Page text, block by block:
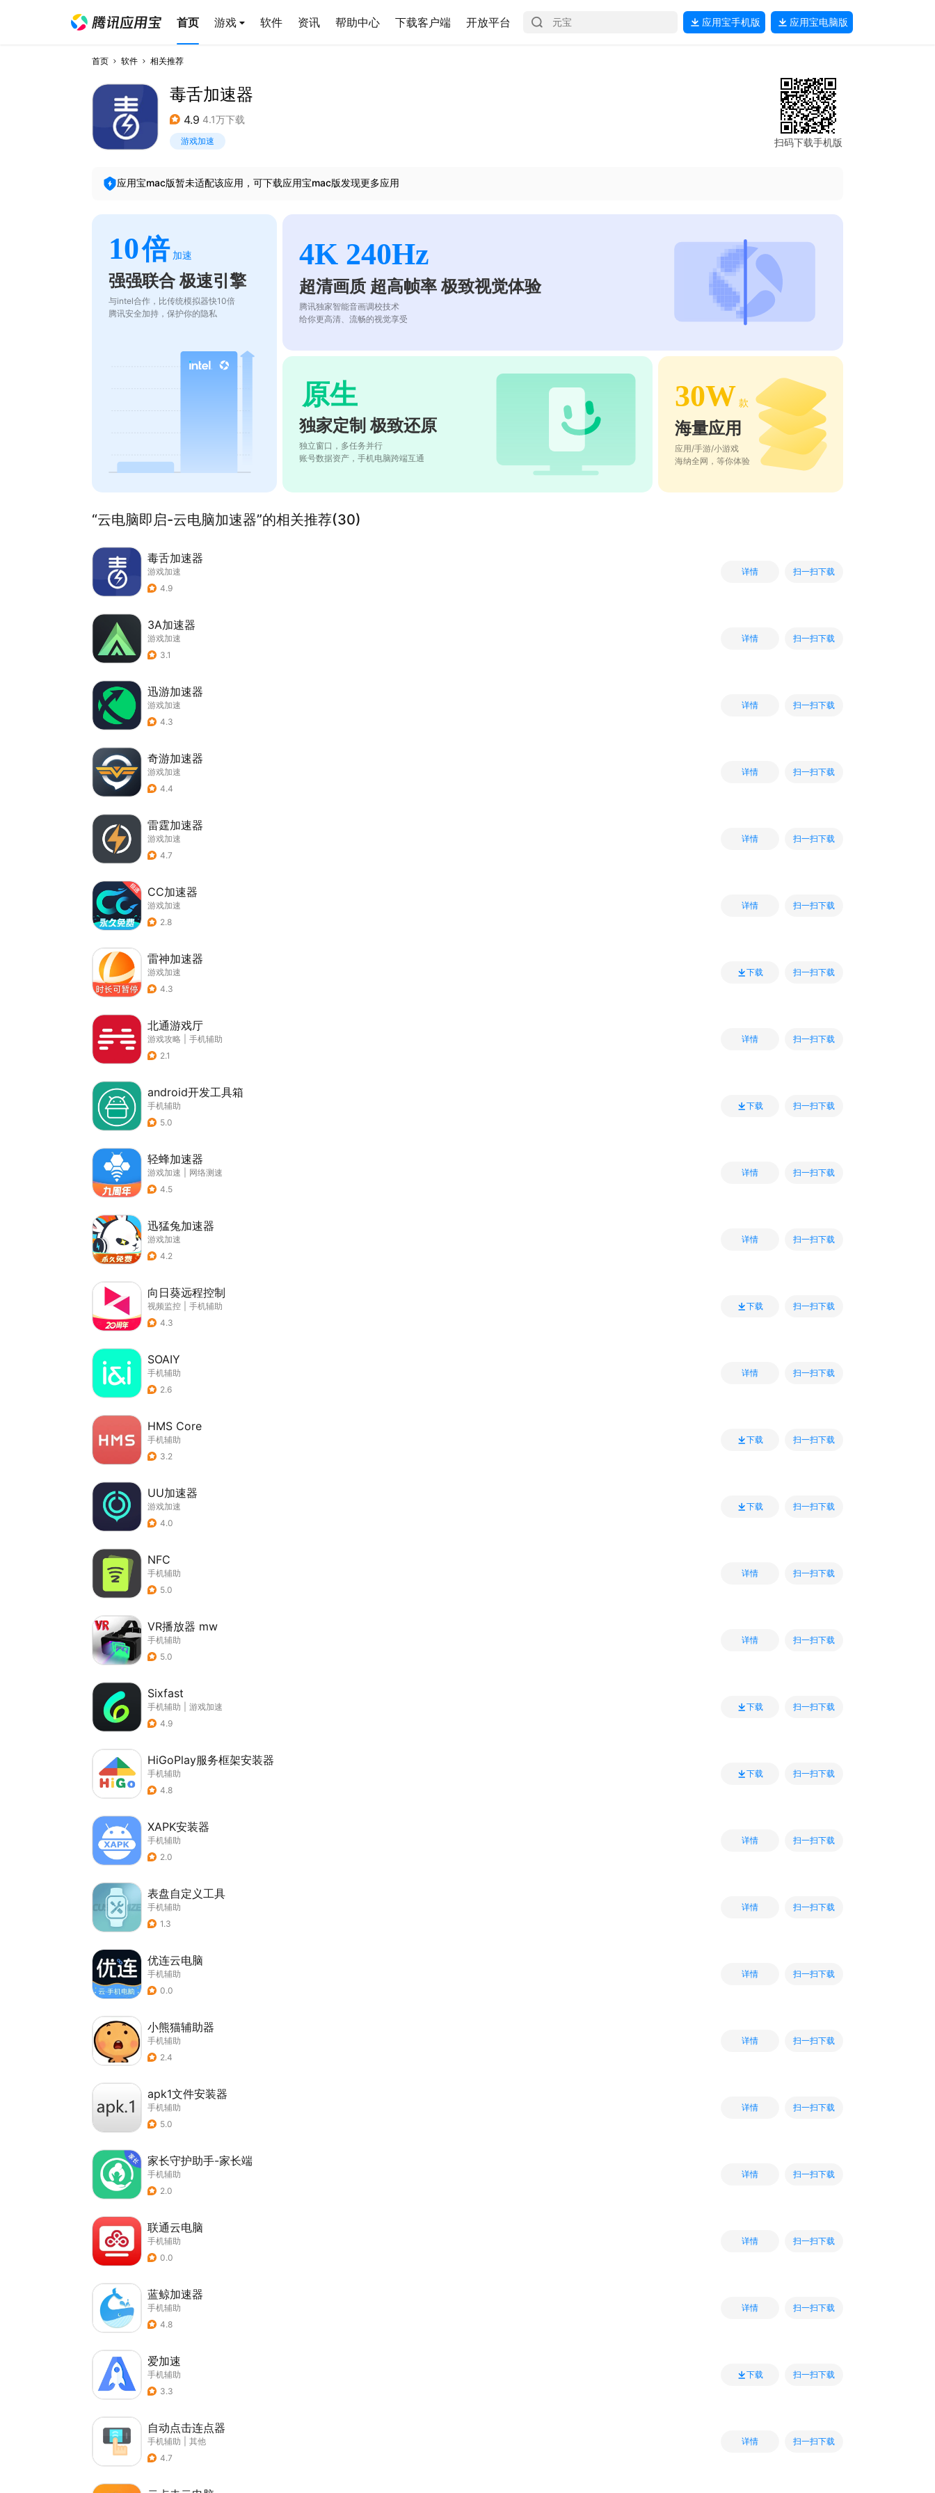
首页 游戏 软件 资讯 帮助中心 下载客户端 开放平台 应用宝手机版 应用宝电脑版
首页 软件 相关推荐
毒舌加速器
4.9 4.1万下载
游戏加速 扫码下载手机版
应用宝mac版暂未适配该应用，可下载应用宝mac版发现更多应用
10倍 加速
强强联合 极速引擎
与intel合作，比传统模拟器快10倍
腾讯安全加持，保护你的隐私
4K 240Hz
超清画质 超高帧率 极致视觉体验
腾讯独家智能音画调校技术
给你更高清、流畅的视觉享受
原生
独家定制 极致还原
独立窗口，多任务并行
账号数据资产，手机电脑跨端互通
30W 款
海量应用
应用/手游/小游戏
海纳全网，等你体验
“云电脑即启-云电脑加速器”的相关推荐(30)
毒舌加速器
游戏加速
4.9
详情 扫一扫下载
3A加速器
游戏加速
3.1
详情 扫一扫下载
迅游加速器
游戏加速
4.3
详情 扫一扫下载
奇游加速器
游戏加速
4.4
详情 扫一扫下载
雷霆加速器
游戏加速
4.7
详情 扫一扫下载
CC加速器
游戏加速
2.8
详情 扫一扫下载
雷神加速器
游戏加速
4.3
下载 扫一扫下载
北通游戏厅
游戏攻略
手机辅助
2.1
详情 扫一扫下载
android开发工具箱
手机辅助
5.0
下载 扫一扫下载
轻蜂加速器
游戏加速
网络测速
4.5
详情 扫一扫下载
迅猛兔加速器
游戏加速
4.2
详情 扫一扫下载
向日葵远程控制
视频监控
手机辅助
4.3
下载 扫一扫下载
SOAIY
手机辅助
2.6
详情 扫一扫下载
HMS Core
手机辅助
3.2
下载 扫一扫下载
UU加速器
游戏加速
4.0
下载 扫一扫下载
NFC
手机辅助
5.0
详情 扫一扫下载
VR播放器 mw
手机辅助
5.0
详情 扫一扫下载
Sixfast
手机辅助
游戏加速
4.9
下载 扫一扫下载
HiGoPlay服务框架安装器
手机辅助
4.8
下载 扫一扫下载
XAPK安装器
手机辅助
2.0
详情 扫一扫下载
表盘自定义工具
手机辅助
1.3
详情 扫一扫下载
优连云电脑
手机辅助
0.0
详情 扫一扫下载
小熊猫辅助器
手机辅助
2.4
详情 扫一扫下载
apk1文件安装器
手机辅助
5.0
详情 扫一扫下载
家长守护助手-家长端
手机辅助
2.0
详情 扫一扫下载
联通云电脑
手机辅助
0.0
详情 扫一扫下载
蓝鲸加速器
手机辅助
4.8
详情 扫一扫下载
爱加速
手机辅助
3.3
下载 扫一扫下载
自动点击连点器
手机辅助
其他
4.7
详情 扫一扫下载